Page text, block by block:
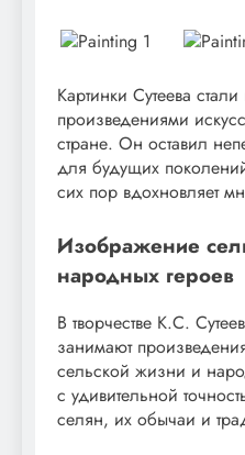
Картинки Сутеева
произведениями
стране. Он оставил
для будущих
сих пор вдохновляет
Изображение
народных героев
В творчестве К.С.
занимают
сельской жизни и
с удивительной
селян, их обычаи и